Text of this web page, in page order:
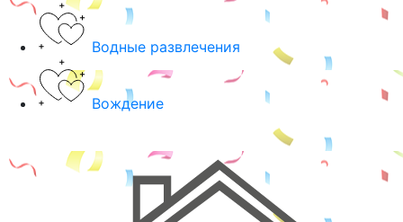
Водные развлечения
Вождение